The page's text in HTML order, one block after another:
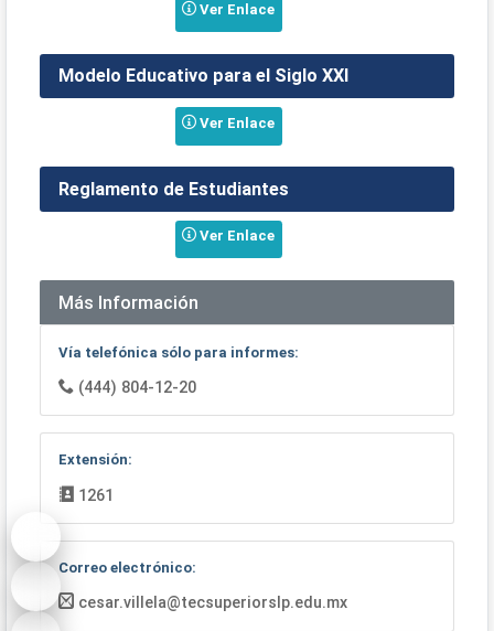
Ver Enlace
Modelo Educativo para el Siglo XXI
Ver Enlace
Reglamento de Estudiantes
Ver Enlace
Más Información
Vía telefónica sólo para informes:
(444) 804-12-20
Extensión:
1261
Correo electrónico:
cesar.villela@tecsuperiorslp.edu.mx